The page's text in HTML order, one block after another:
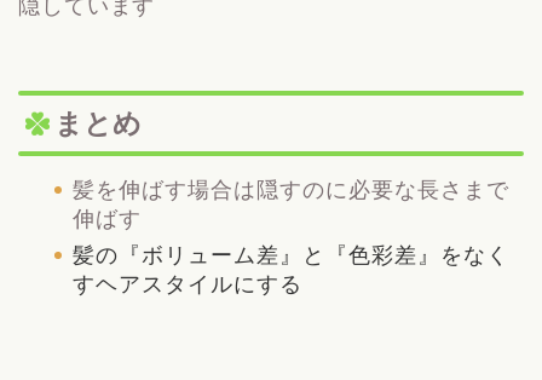
隠しています
まとめ
髪を伸ばす場合は隠すのに必要な長さまで
伸ばす
髪の『ボリューム差』と『色彩差』をなく
すヘアスタイルにする